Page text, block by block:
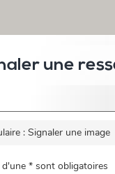
une
: Signaler une image
* sont obligatoires